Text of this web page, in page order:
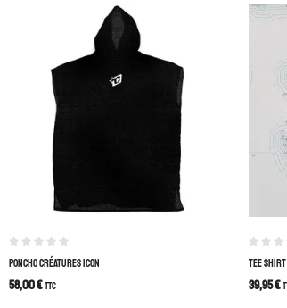
PONCHO CRÉATURES ICON
58,00€TTC
TEE
39,95€